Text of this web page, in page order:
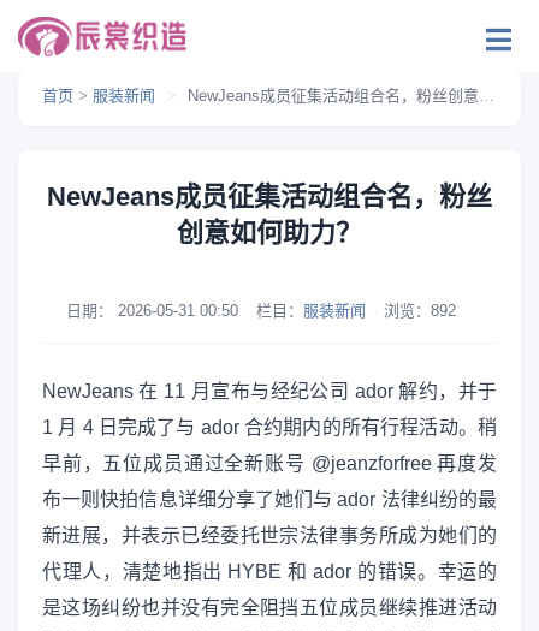
首页 > 服装新闻 > NewJeans成员征集活动组合名，粉丝创意如何助力？
NewJeans成员征集活动组合名，粉丝
创意如何助力？
日期： 2026-05-31 00:50 栏目： 服装新闻 浏览： 892
NewJeans 在 11 月宣布与经纪公司 ador 解约，并于
1 月 4 日完成了与 ador 合约期内的所有行程活动。稍
早前，五位成员通过全新账号 @jeanzforfree 再度发
布一则快拍信息详细分享了她们与 ador 法律纠纷的最
新进展，并表示已经委托世宗法律事务所成为她们的
代理人，清楚地指出 HYBE 和 ador 的错误。幸运的
是这场纠纷也并没有完全阻挡五位成员继续推进活动